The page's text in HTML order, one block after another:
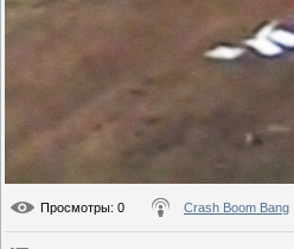
Просмотры: 0 Crash Boom Bang